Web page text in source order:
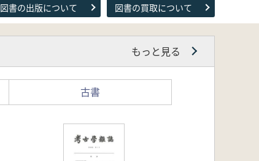
図書の出版について 図書の買取について
もっと見る
古書